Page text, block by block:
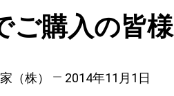
ご購入の皆
（株） 2014年11月1日